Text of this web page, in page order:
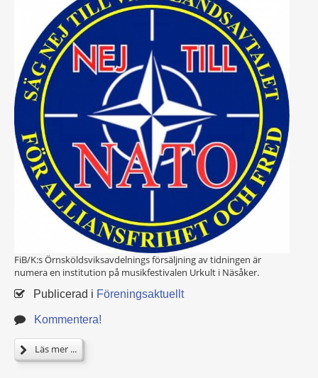
FiB/K:s Örnsköldsviksavdelnings försäljning av tidningen är
numera en institution på musikfestivalen Urkult i Näsåker.
Publicerad i Föreningsaktuellt
Kommentera!
Läs mer ...